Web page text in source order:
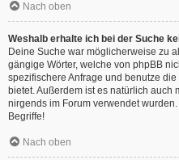
Nach oben
Weshalb erhalte ich bei der Suche
Deine Suche war möglicherweise zu
gängige Wörter, welche von phpBB
spezifischere Anfrage und benutze
bietet. Außerdem ist es natürlich
nirgends im Forum verwendet
Begriffe!
Nach oben